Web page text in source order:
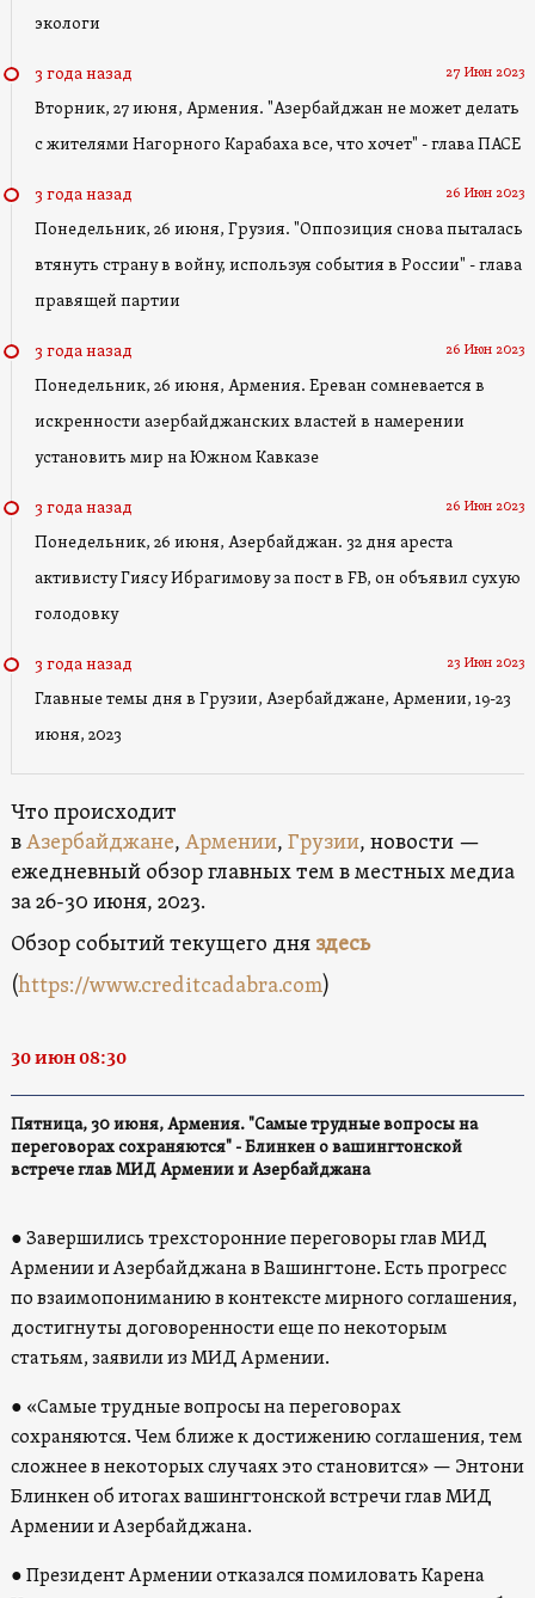
экологи
3 года назад 27 Июн 2023
Вторник, 27 июня, Армения. "Азербайджан не может делать
с жителями Нагорного Карабаха все, что хочет" - глава ПАСЕ
3 года назад 26 Июн 2023
Понедельник, 26 июня, Грузия. "Оппозиция снова пыталась
втянуть страну в войну, используя события в России" - глава
правящей партии
3 года назад 26 Июн 2023
Понедельник, 26 июня, Армения. Ереван сомневается в
искренности азербайджанских властей в намерении
установить мир на Южном Кавказе
3 года назад 26 Июн 2023
Понедельник, 26 июня, Азербайджан. 32 дня ареста
активисту Гиясу Ибрагимову за пост в FB, он объявил сухую
голодовку
3 года назад 23 Июн 2023
Главные темы дня в Грузии, Азербайджане, Армении, 19-23
июня, 2023
Что происходит
вАзербайджане, Армении, Грузии, новости —
ежедневный обзор главных тем в местных медиа
за 26-30 июня, 2023.
Обзор событий текущего дня здесь
(https://www.creditcadabra.com)
30 июн 08:30
Пятница, 30 июня, Армения. "Самые трудные вопросы на
переговорах сохраняются" - Блинкен о вашингтонской
встрече глав МИД Армении и Азербайджана
● Завершились трехсторонние переговоры глав МИД
Армении и Азербайджана в Вашингтоне. Есть прогресс
по взаимопониманию в контексте мирного соглашения,
достигнуты договоренности еще по некоторым
статьям, заявили из МИД Армении.
● «Самые трудные вопросы на переговорах
сохраняются. Чем ближе к достижению соглашения, тем
сложнее в некоторых случаях это становится» — Энтони
Блинкен об итогах вашингтонской встречи глав МИД
Армении и Азербайджана.
● Президент Армении отказался помиловать Карена